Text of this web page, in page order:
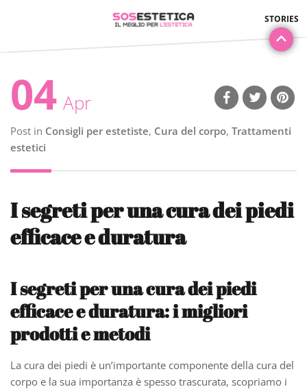
04 Apr
Post in Consigli per estetiste, Cura del corpo, Trattamenti
estetici
I segreti per una cura dei piedi
efficace e duratura
I segreti per una cura dei piedi
efficace e duratura: i migliori
prodotti e metodi
La cura dei piedi è un’importante componente della cura del
corpo e la sua importanza è spesso trascurata, scopriamo i